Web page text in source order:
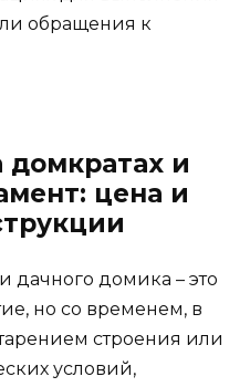
обращения к
и
цена и
дачного домика – это
но со временем, в
строения или
условий,